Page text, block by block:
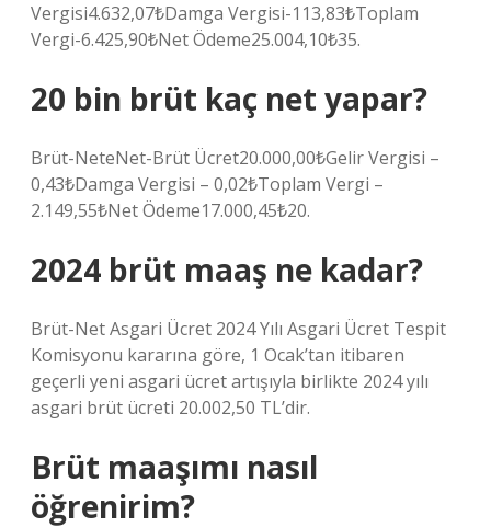
Vergisi4.632,07₺Damga Vergisi-113,83₺Toplam
Vergi-6.425,90₺Net Ödeme25.004,10₺35.
20 bin brüt kaç net yapar?
Brüt-NeteNet-Brüt Ücret20.000,00₺Gelir Vergisi –
0,43₺Damga Vergisi – 0,02₺Toplam Vergi –
2.149,55₺Net Ödeme17.000,45₺20.
2024 brüt maaş ne kadar?
Brüt-Net Asgari Ücret 2024 Yılı Asgari Ücret Tespit
Komisyonu kararına göre, 1 Ocak’tan itibaren
geçerli yeni asgari ücret artışıyla birlikte 2024 yılı
asgari brüt ücreti 20.002,50 TL’dir.
Brüt maaşımı nasıl
öğrenirim?